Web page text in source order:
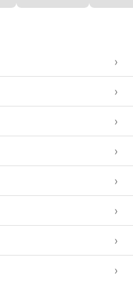
›
›
›
›
›
›
›
›